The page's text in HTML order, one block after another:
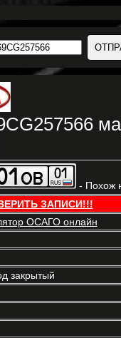
- Похож
ЗАПИСИ!!!
ОСАГО онлайн
закрытый